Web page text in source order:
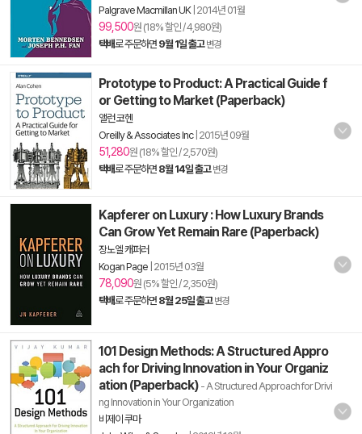
Palgrave Macmillan UK| 2014년 01월
99,500원 (18% 할인 / 4,980원)
택배로 주문하면 9월 1일 출고 변경
Prototype to Product: A Practical Guide f
or Getting to Market (Paperback)
앨런 코헨
Oreilly & Associates Inc| 2015년 09월
51,280원 (18% 할인 / 2,570원)
택배로 주문하면 8월 14일 출고 변경
Kapferer on Luxury : How Luxury Brands
Can Grow Yet Remain Rare (Paperback)
장노엘 캐퍼러
Kogan Page 2015년 03월
78,090원 (5% 할인 / 2,350원)
택배로 주문하면 8월 25일 출고 변경
101 Design Methods: A Structured Appro
ach for Driving Innovation in Your Organiz
ation (Paperback) - A Structured Approach for Drivi
ng Innovation in Your Organization
비제이 쿠마